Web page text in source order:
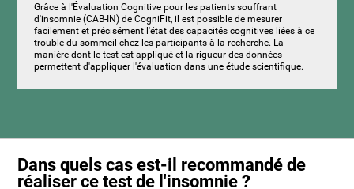
Grâce à l'Évaluation Cognitive pour les patients souffrant
d'insomnie (CAB-IN) de CogniFit, il est possible de mesurer
facilement et précisément l'état des capacités cognitives liées à ce
trouble du sommeil chez les participants à la recherche. La
manière dont le test est appliqué et la rigueur des données
permettent d'appliquer l'évaluation dans une étude scientifique.
Dans quels cas est-il recommandé de
réaliser ce test de l'insomnie ?